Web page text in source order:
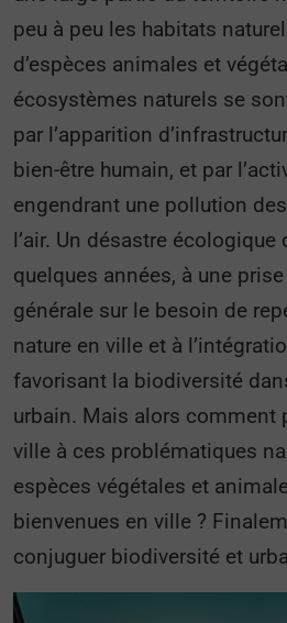
peu à peu les habitats
d’espèces animales et
écosystèmes naturels se
par l’apparition
bien-être humain, et par
engendrant une pollution
l’air. Un désastre
quelques années, à une
générale sur le besoin de
nature en ville et à
favorisant la biodiversité
urbain. Mais alors comment
ville à ces problématiques
espèces végétales et
bienvenues en ville ?
conjuguer biodiversité et